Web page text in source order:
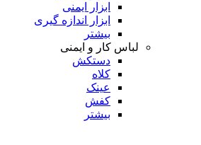
ابزار ایمنی
ابزار اندازه گیری
بیشتر
لباس کار و ایمنی
دستکش
کلاه
عینک
کفش
بیشتر